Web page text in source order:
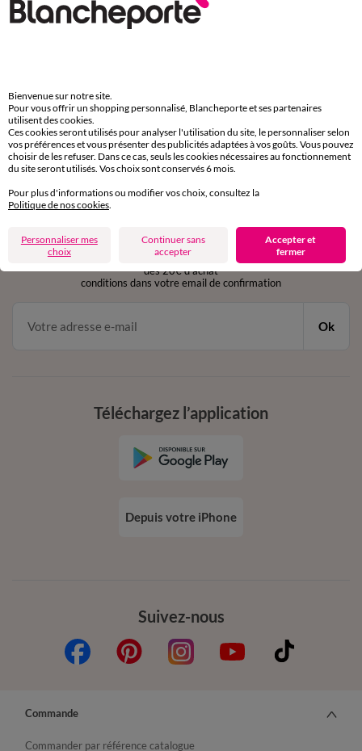
Livraison express
sous 30 jours avec Mondial Relay uniquement
Service clients
par chat et par téléphone
de 8h00 à 20h00 du lundi au samedi
en vous inscrivant à la newsletter
dès 20€ d’achat
conditions dans votre email de confirmation
Ok
Suivez-nous
Téléchargez l’application
Depuis votre iPhone
Commande
Commander par référence catalogue
Bienvenue sur notre site.
Pour vous offrir un shopping personnalisé, Blancheporte et ses partenaires
utilisent des cookies.
Ces cookies seront utilisés pour analyser l'utilisation du site, le personnaliser selon
vos préférences et vous présenter des publicités adaptées à vos goûts. Vous pouvez
choisir de les refuser. Dans ce cas, seuls les cookies nécessaires au fonctionnement
du site seront utilisés. Vos choix sont conservés 6 mois.
Pour plus d'informations ou modifier vos choix, consultez la
Politique de nos cookies.
Personnaliser mes
choix
Continuer sans
accepter
Accepter et
fermer